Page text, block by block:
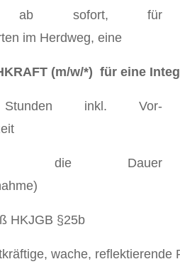
ab sofort, für
im Herdweg, eine
(m/w/*) für eine
inkl. Vor-
die Dauer
HKJGB §25b
wache,